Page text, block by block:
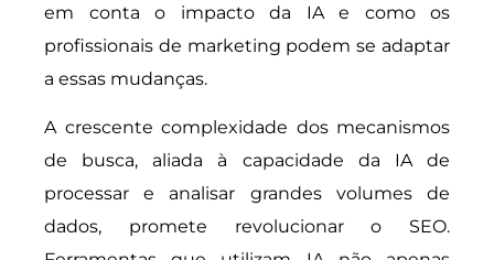
em conta o impacto da IA e como os
profissionais de marketing podem se adaptar
a essas mudanças.
A crescente complexidade dos mecanismos
de busca, aliada à capacidade da IA de
processar e analisar grandes volumes de
dados, promete revolucionar o SEO.